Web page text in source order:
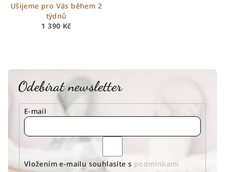
smetanová s ovečkami
1 390 Kč
Ušijeme pro Vás během 2
týdnů
Odebírat newsletter
E-mail
Vložením e-mailu souhlasíte s podmínkami